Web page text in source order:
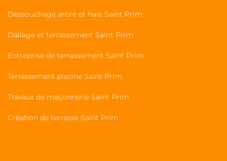
Dessouchage arbre et haie Saint Prim
Dallage et terrassement Saint Prim
Entreprise de terrassement Saint Prim
Terrassement piscine Saint Prim
Travaux de maçonnerie Saint Prim
Création de terrasse Saint Prim